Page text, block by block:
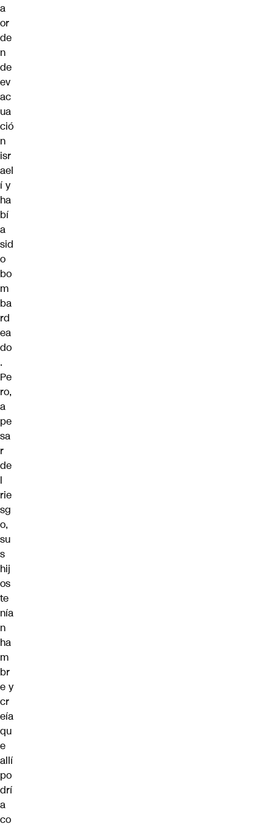
a
or
de
n
de
ev
ac
ua
ció
n
isr
ael
í y
ha
bí
a
sid
o
bo
m
ba
rd
ea
do
.
Pe
ro,
a
pe
sa
r
de
l
rie
sg
o,
su
s
hij
os
te
nía
n
ha
m
br
e y
cr
eía
qu
e
allí
po
drí
a
co